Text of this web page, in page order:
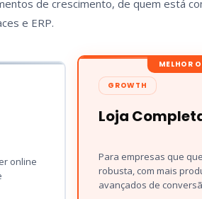
de crescimento, de quem está
e ERP.
online
MELHOR
GROWTH
Loja
Para empresas que
robusta, com mais
avançados de